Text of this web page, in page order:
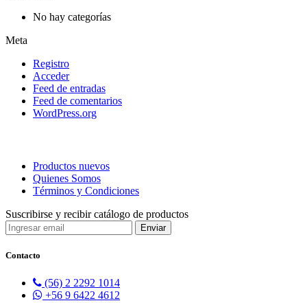
No hay categorías
Meta
Registro
Acceder
Feed de entradas
Feed de comentarios
WordPress.org
Productos nuevos
Quienes Somos
Términos y Condiciones
Suscribirse y recibir catálogo de productos
Contacto
(56) 2 2292 1014
+56 9 6422 4612